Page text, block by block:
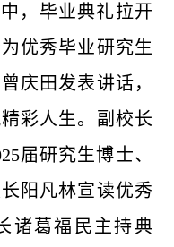
，毕业典礼拉开
优秀毕业研究生
庆田发表讲话，
彩人生。副校长
届研究生博士、
阳凡林宣读优秀
诸葛福民主持典